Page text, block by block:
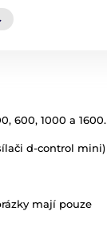
600, 1000 a 1600.
d-control mini)
mají pouze